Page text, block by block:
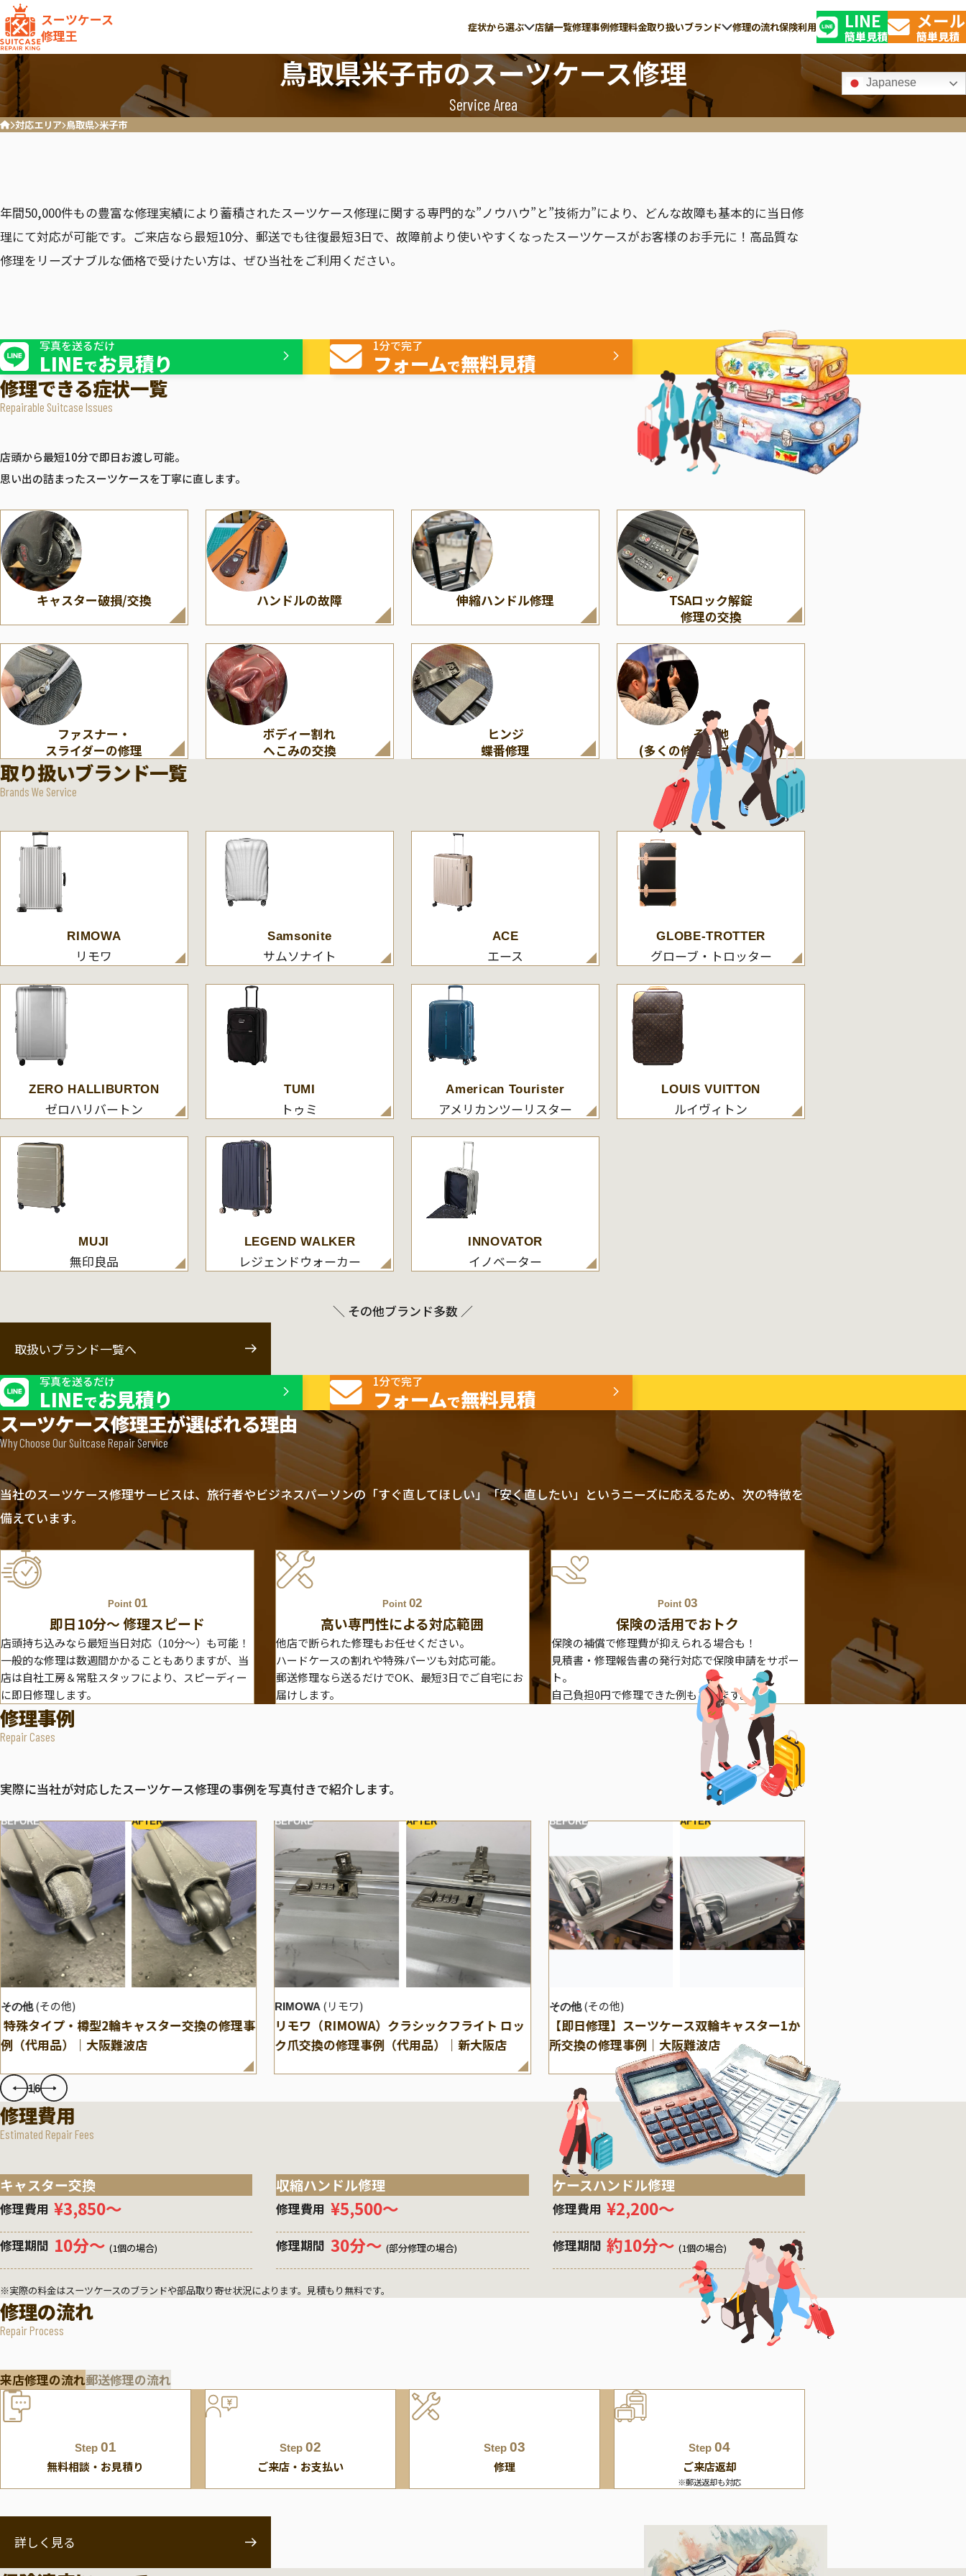
スーツケース
修理王
Japanese
症状から選ぶ
スライダーの修理
（多くの修理・付属パーツ）
店舗一覧修理事例修理料金取り扱いブランド
ゼロハリバートン トゥミ アメリカンツーリスター ルイ・ヴィトン
修理の流れ保険利用 LINE
簡単見積
メール
簡単見積
鳥取県米子市のスーツケース修理
Service Area
ホーム対応エリア 鳥取県 米子市
年間50,000件もの豊富な修理実績により蓄積されたスーツケース修理に関する専門的な”ノウハウ”と”技術力”により、どんな故障も基本的に当日修
理にて対応が可能です。ご来店なら最短10分、郵送でも往復最短3日で、故障前より使いやすくなったスーツケースがお客様のお手元に！高品質な
修理をリーズナブルな価格で受けたい方は、ぜひ当社をご利用ください。
写真を送るだけ
LINEでお見積り
1分で完了
フォームで無料見積
修理できる症状一覧
Repairable Suitcase Issues
店頭から最短10分で即日お渡し可能。
思い出の詰まったスーツケースを丁寧に直します。
キャスター破損/交換 ハンドルの故障 伸縮ハンドル修理
TSAロック解錠
修理の交換
ファスナー・
スライダーの修理
ボディー割れ
へこみの交換
ヒンジ
蝶番修理
その他
(多くの修理・付属パーツ)
取り扱いブランド一覧
Brands We Service
RIMOWA
リモワ
Samsonite
サムソナイト
ACE
エース
GLOBE-TROTTER
グローブ・トロッター
ZERO HALLIBURTON
ゼロハリバートン
TUMI
トゥミ
American Tourister
アメリカンツーリスター
LOUIS VUITTON
ルイヴィトン
MUJI
無印良品
LEGEND WALKER
レジェンドウォーカー
INNOVATOR
イノベーター
＼ その他ブランド多数 ／
取扱いブランド一覧へ
写真を送るだけ
LINEでお見積り
1分で完了
フォームで無料見積
スーツケース修理王が選ばれる理由
Why Choose Our Suitcase Repair Service
当社のスーツケース修理サービスは、旅行者やビジネスパーソンの「すぐ直してほしい」「安く直したい」というニーズに応えるため、次の特徴を
備えています。
Point 01
即日10分〜 修理スピード
店頭持ち込みなら最短当日対応（10分～）も可能！
一般的な修理は数週間かかることもありますが、当
店は自社工房＆常駐スタッフにより、スピーディー
に即日修理します。
Point02
高い専門性による対応範囲
他店で断られた修理もお任せください。
ハードケースの割れや特殊パーツも対応可能。
郵送修理なら送るだけでOK、最短3日でご自宅にお
届けします。
Point03
保険の活用でおトク
保険の補償で修理費が抑えられる場合も！
見積書・修理報告書の発行対応で保険申請をサポー
ト。
自己負担0円で修理できた例もあります。
修理事例
Repair Cases
実際に当社が対応したスーツケース修理の事例を写真付きで紹介します。
BEFORE AFTER
その他 (その他)
特殊タイプ・樽型2輪キャスター交換の修理事
例（代用品）｜大阪難波店
BEFORE AFTER
RIMOWA (リモワ)
リモワ（RIMOWA）クラシックフライト ロッ
ク爪交換の修理事例（代用品）｜新大阪店
BEFORE AFTER
その他 (その他)
【即日修理】スーツケース双輪キャスター1か
所交換の修理事例｜大阪難波店
16
修理費用
Estimated Repair Fees
キャスター交換
修理費用 ¥3,850〜
修理期間 10分〜(1個の場合)
収縮ハンドル修理
修理費用 ¥5,500〜
修理期間 30分〜 (部分修理の場合)
ケースハンドル修理
修理費用 ¥2,200〜
修理期間 約10分〜 (1個の場合)
※実際の料金はスーツケースのブランドや部品取り寄せ状況によります。見積もり無料です。
修理の流れ
Repair Process
来店修理の流れ郵送修理の流れ
Step 01
無料相談・お見積り
Step 02
ご来店・お支払い
Step03
修理
Step04
ご来店返却
※郵送返却も対応
詳しく見る